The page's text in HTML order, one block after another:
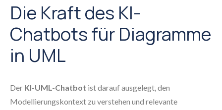
Die Kraft des KI-
Chatbots für Diagramme
in UML
Der KI-UML-Chatbot ist darauf ausgelegt, den
Modellierungskontext zu verstehen und relevante